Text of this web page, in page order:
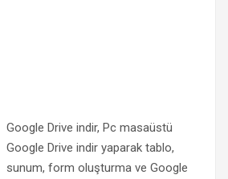
Google Drive indir, Pc masaüstü
Google Drive indir yaparak tablo,
sunum, form oluşturma ve Google